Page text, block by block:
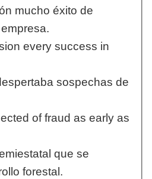
mucho éxito de
every success in
sospechas de
of fraud as early as
que se
forestal.